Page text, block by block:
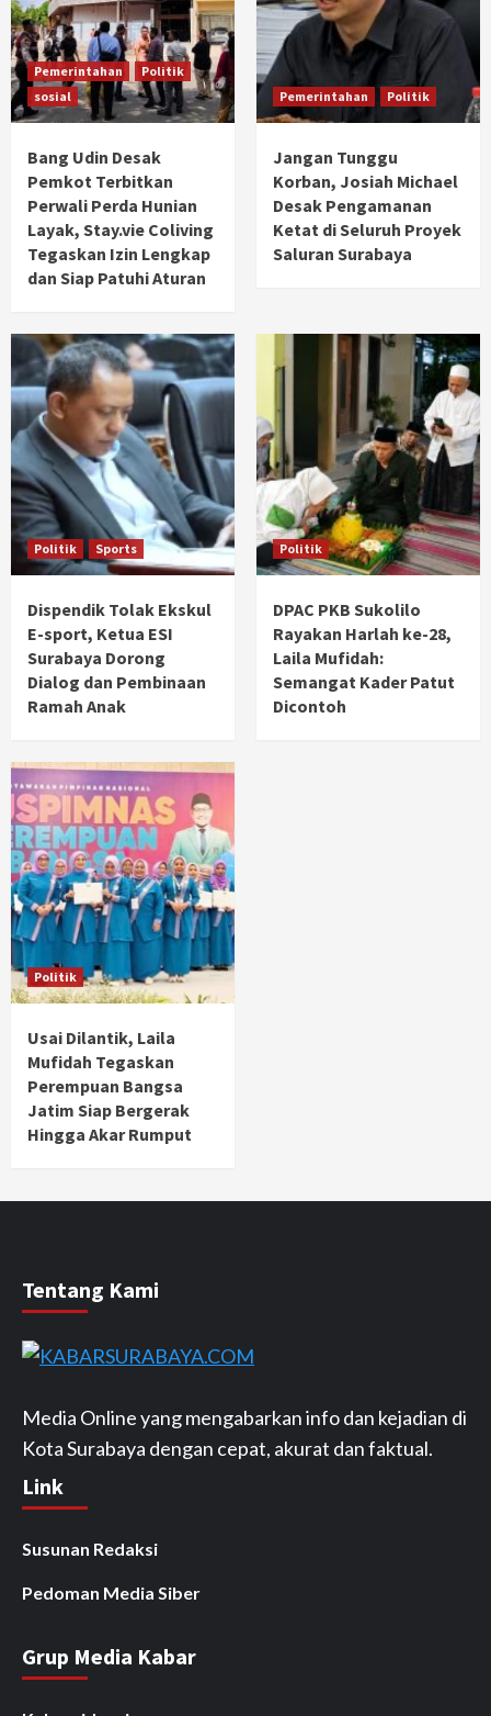
Pemerintahan
Politik
sosial
Bang Udin Desak
Pemkot Terbitkan
Perwali Perda Hunian
Layak, Stay.vie Coliving
Tegaskan Izin Lengkap
dan Siap Patuhi Aturan
Pemerintahan Politik
Jangan Tunggu
Korban, Josiah Michael
Desak Pengamanan
Ketat di Seluruh Proyek
Saluran Surabaya
Politik Sports
Dispendik Tolak Ekskul
E-sport, Ketua ESI
Surabaya Dorong
Dialog dan Pembinaan
Ramah Anak
Politik
DPAC PKB Sukolilo
Rayakan Harlah ke-28,
Laila Mufidah:
Semangat Kader Patut
Dicontoh
Politik
Usai Dilantik, Laila
Mufidah Tegaskan
Perempuan Bangsa
Jatim Siap Bergerak
Hingga Akar Rumput
Tentang Kami
Media Online yang mengabarkan info dan kejadian di
Kota Surabaya dengan cepat, akurat dan faktual.
Link
Susunan Redaksi
Pedoman Media Siber
Grup Media Kabar